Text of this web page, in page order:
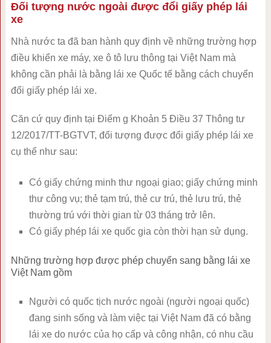
Đối tượng nước ngoài được đổi giấy phép lái
xe
Nhà nước ta đã ban hành quy định về những trường hợp
điều khiển xe máy, xe ô tô lưu thông tại Việt Nam mà
không cần phải là bằng lái xe Quốc tế bằng cách chuyển
đổi giấy phép lái xe.
Căn cứ quy định tại Điểm g Khoản 5 Điều 37 Thông tư
12/2017/TT-BGTVT, đối tượng được đổi giấy phép lái xe
cụ thể như sau:
Có giấy chứng minh thư ngoại giao; giấy chứng minh
thư công vụ; thẻ tạm trú, thẻ cư trú, thẻ lưu trú, thẻ
thường trú với thời gian từ 03 tháng trở lên.
Có giấy phép lái xe quốc gia còn thời hạn sử dụng.
Những trường hợp được phép chuyển sang bằng lái xe
Việt Nam gồm
Người có quốc tịch nước ngoài (người ngoại quốc)
đang sinh sống và làm việc tại Việt Nam đã có bằng
lái xe do nước của họ cấp và công nhận, có nhu cầu